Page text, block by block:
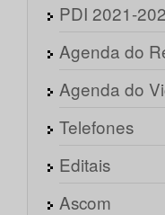
PDI 2021-
Agenda do
Agenda do
Telefones
Editais
Ascom